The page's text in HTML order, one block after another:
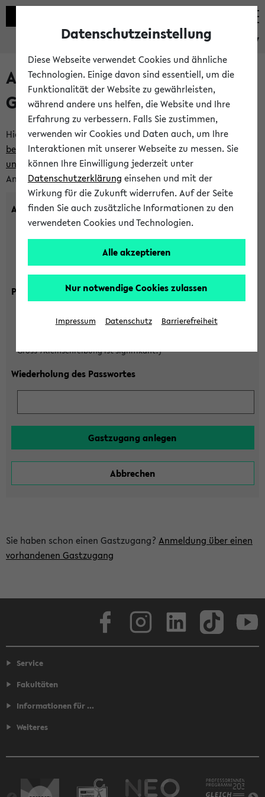
eKVV
Anlegen eines neuen
Gastzugangs
Hier können Sie einen neuen Gastzugang anlegen.Bitte
beachten Sie die Einschränkungen, denen Gastzugänge
unterworfen sind. Tragen Sie den gewünschten
Anmeldenamen und Ihr Passwort ein:
Anmeldename
(3 bis 20 Zeichen, nur Buchstaben A-Z und Ziffern 0-9,
Gross-/Kleinschreibung ist signifikant!)
Passwort
Gross-/Kleinschreibung ist signifikant!)
Wiederholung des Passwortes
Sie haben schon einen Gastzugang? Anmeldung über einen
vorhandenen Gastzugang
Service
Fakultäten
Informationen für ...
Weiteres
Datenschutzeinstellung
Diese Webseite verwendet Cookies und ähnliche
Technologien. Einige davon sind essentiell, um die
Funktionalität der Website zu gewährleisten,
während andere uns helfen, die Website und Ihre
Erfahrung zu verbessern. Falls Sie zustimmen,
verwenden wir Cookies und Daten auch, um Ihre
Interaktionen mit unserer Webseite zu messen. Sie
können Ihre Einwilligung jederzeit unter
Datenschutzerklärung einsehen und mit der
Wirkung für die Zukunft widerrufen. Auf der Seite
finden Sie auch zusätzliche Informationen zu den
verwendeten Cookies und Technologien.
Alle akzeptieren
Nur notwendige Cookies zulassen
Impressum Datenschutz Barrierefreiheit